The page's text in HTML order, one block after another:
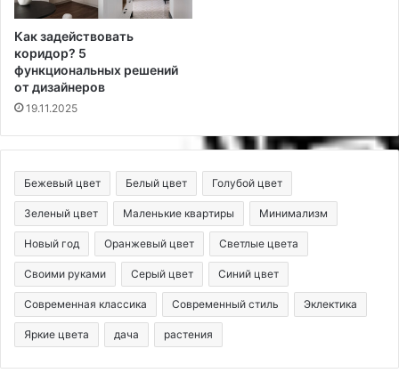
Как задействовать
коридор? 5
функциональных решений
от дизайнеров
19.11.2025
Бежевый цвет Белый цвет Голубой цвет
Зеленый цвет Маленькие квартиры Минимализм
Новый год Оранжевый цвет Светлые цвета
Своими руками Серый цвет Синий цвет
Современная классика Современный стиль Эклектика
Яркие цвета дача растения